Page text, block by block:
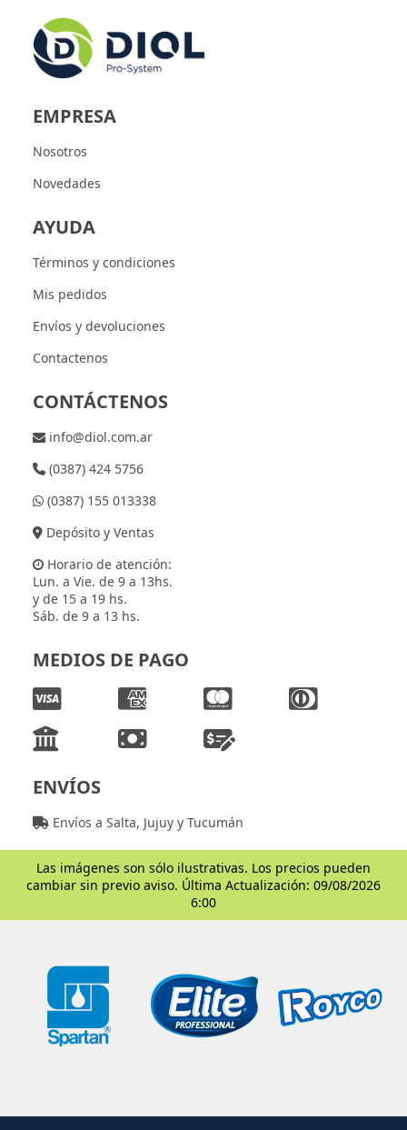
EMPRESA
Nosotros
Novedades
AYUDA
Términos y condiciones
Mis pedidos
Envíos y devoluciones
Contactenos
CONTÁCTENOS
info@diol.com.ar
(0387) 424 5756
(0387) 155 013338
Depósito y Ventas
Horario de atención:
Lun. a Vie. de 9 a 13hs.
y de 15 a 19 hs.
Sáb. de 9 a 13 hs.
MEDIOS DE PAGO
ENVÍOS
Envíos a Salta, Jujuy y Tucumán
Las imágenes son sólo ilustrativas. Los precios pueden
cambiar sin previo aviso. Última Actualización: 09/08/2026
6:00